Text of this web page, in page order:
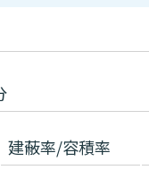
建蔽率/容積率